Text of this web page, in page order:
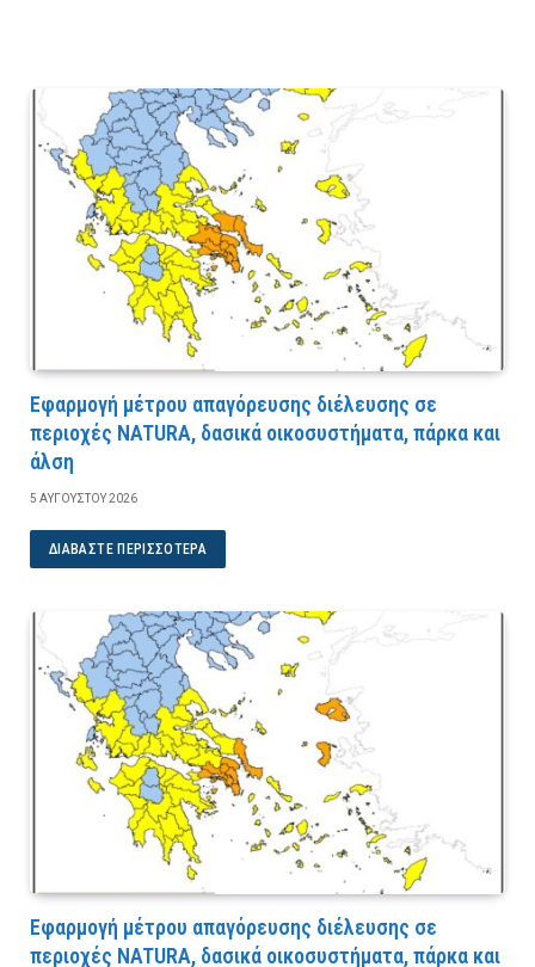
Εφαρμογή μέτρου απαγόρευσης διέλευσης σε
περιοχές NATURA, δασικά οικοσυστήματα, πάρκα και
άλση
5 ΑΥΓΟΎΣΤΟΥ 2026
ΔΙΑΒΆΣΤΕ ΠΕΡΙΣΣΌΤΕΡΑ
Εφαρμογή μέτρου απαγόρευσης διέλευσης σε
περιοχές NATURA, δασικά οικοσυστήματα, πάρκα και